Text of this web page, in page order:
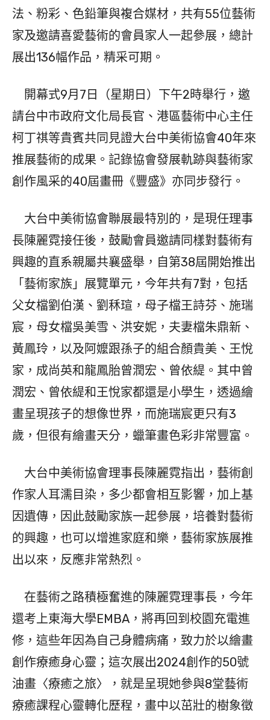
法、粉彩、色鉛筆與複合媒材，共有55位藝術
家及邀請喜愛藝術的會員家人一起參展，總計
展出136幅作品，精采可期。
開幕式9月7日（星期日）下午2時舉行，邀
請台中市政府文化局長官、港區藝術中心主任
柯丁祺等貴賓共同見證大台中美術協會40年來
推展藝術的成果。記錄協會發展軌跡與藝術家
創作風采的40屆畫冊《豐盛》亦同步發行。
大台中美術協會聯展最特別的，是現任理事
長陳麗霓接任後，鼓勵會員邀請同樣對藝術有
興趣的直系親屬共襄盛舉，自第38屆開始推出
「藝術家族」展覽單元，今年共有7對，包括
父女檔劉伯漢、劉秝瑄，母子檔王詩芬、施瑞
宸，母女檔吳美雪、洪安妮，夫妻檔朱鼎新、
黃鳳玲，以及阿嬤跟孫子的組合顏貴美、王悅
家，成尚英和龍鳳胎曾潤宏、曾依緹。其中曾
潤宏、曾依緹和王悅家都還是小學生，透過繪
畫呈現孩子的想像世界，而施瑞宸更只有3
歲，但很有繪畫天分，蠟筆畫色彩非常豐富。
大台中美術協會理事長陳麗霓指出，藝術創
作家人耳濡目染，多少都會相互影響，加上基
因遺傳，因此鼓勵家族一起參展，培養對藝術
的興趣，也可以增進家庭和樂，藝術家族展推
出以來，反應非常熱烈。
在藝術之路積極奮進的陳麗霓理事長，今年
還考上東海大學EMBA，將再回到校園充電進
修，這些年因為自己身體病痛，致力於以繪畫
創作療癒身心靈；這次展出2024創作的50號
油畫〈療癒之旅〉，就是呈現她參與8堂藝術
療癒課程心靈轉化歷程，畫中以茁壯的樹象徵